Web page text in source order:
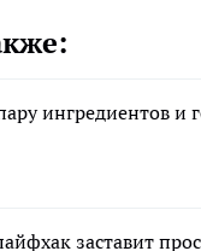
ингредиентов
заставит